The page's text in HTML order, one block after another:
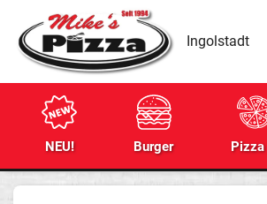
Ingolstadt
NEU! Burger Pizza